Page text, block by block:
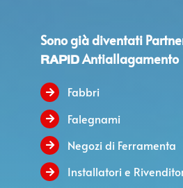
Sono già diventati
RAPIDAntiallagamento
Fabbri
Falegnami
Negozi di Ferramenta
Installatori e